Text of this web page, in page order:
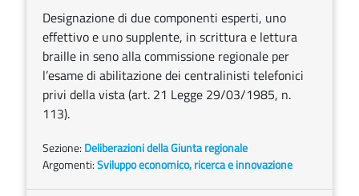
Designazione di due componenti esperti, uno
effettivo e uno supplente, in scrittura e lettura
braille in seno alla commissione regionale per
l’esame di abilitazione dei centralinisti telefonici
privi della vista (art. 21 Legge 29/03/1985, n.
113).
Sezione: Deliberazioni della Giunta regionale
Argomenti:Sviluppo economico, ricerca e innovazione